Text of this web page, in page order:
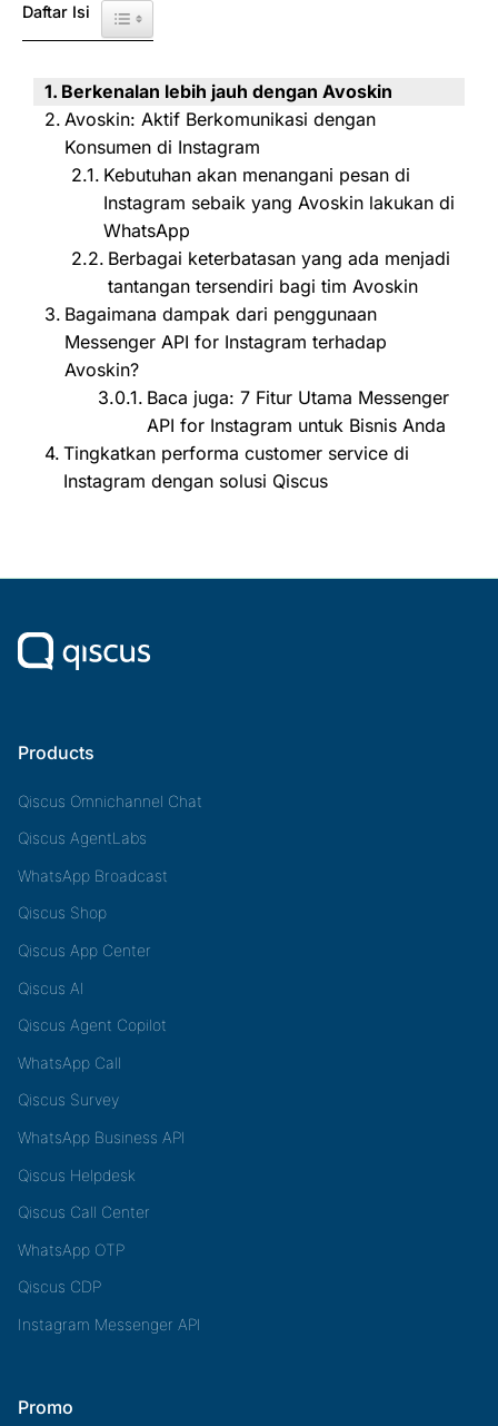
Daftar Isi Toggle Table of Content
Berkenalan lebih jauh dengan Avoskin
Avoskin: Aktif Berkomunikasi dengan
Konsumen di Instagram
Kebutuhan akan menangani pesan di
Instagram sebaik yang Avoskin lakukan di
WhatsApp
Berbagai keterbatasan yang ada menjadi
tantangan tersendiri bagi tim Avoskin
Bagaimana dampak dari penggunaan
Messenger API for Instagram terhadap
Avoskin?
Baca juga: 7 Fitur Utama Messenger
API for Instagram untuk Bisnis Anda
Tingkatkan performa customer service di
Instagram dengan solusi Qiscus
Products
Qiscus Omnichannel Chat
Qiscus AgentLabs
WhatsApp Broadcast
Qiscus Shop
Qiscus App Center
Qiscus AI
Qiscus Agent Copilot
WhatsApp Call
Qiscus Survey
WhatsApp Business API
Qiscus Helpdesk
Qiscus Call Center
WhatsApp OTP
Qiscus CDP
Instagram Messenger API
Promo